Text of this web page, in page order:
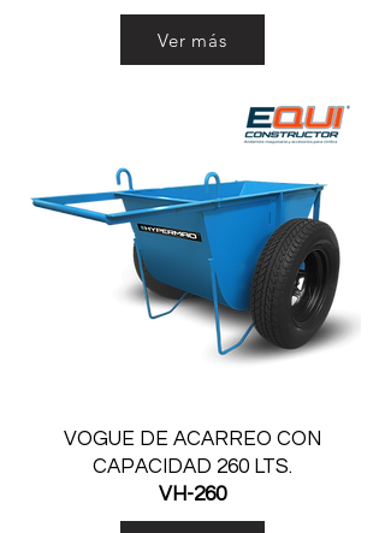
Ver más
VOGUE DE ACARREO CON
CAPACIDAD 260 LTS.
VH-260